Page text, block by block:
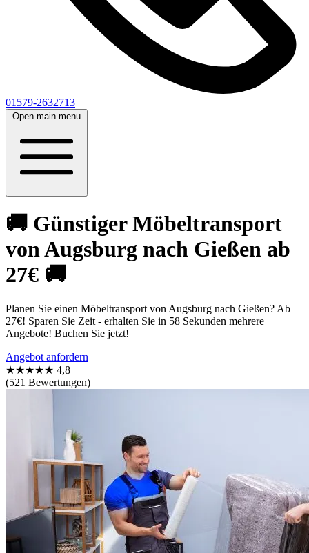
01579-2632713
Open main menu
🚚 Günstiger Möbeltransport
von Augsburg nach Gießen ab
27€ 🚚
Planen Sie einen Möbeltransport von Augsburg nach Gießen? Ab
27€! Sparen Sie Zeit - erhalten Sie in 58 Sekunden mehrere
Angebote! Buchen Sie jetzt!
Angebot anfordern
★★★★★ 4,8
(521 Bewertungen)